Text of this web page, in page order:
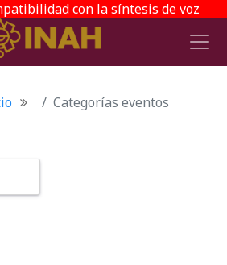
con la síntesis de voz
Categorías eventos